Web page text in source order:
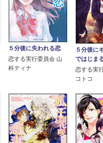
５分後に失われる恋
恋する実行委員会 山
科ティナ
５分後に
ではじま
恋する実
コトコ